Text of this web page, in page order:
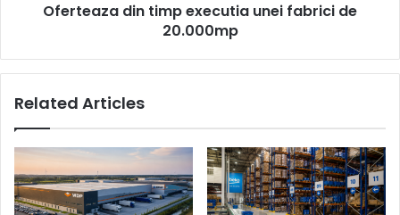
Oferteaza din timp executia unei fabrici de
20.000mp
Related Articles